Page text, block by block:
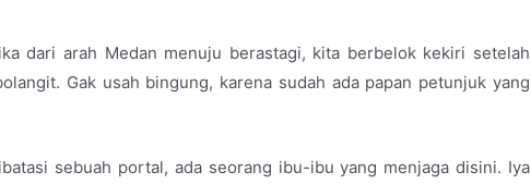
dari arah Medan menuju berastagi, kita berbelok kekiri setelah
Gak usah bingung, karena sudah ada papan petunjuk yang
sebuah portal, ada seorang ibu-ibu yang menjaga disini. Iya